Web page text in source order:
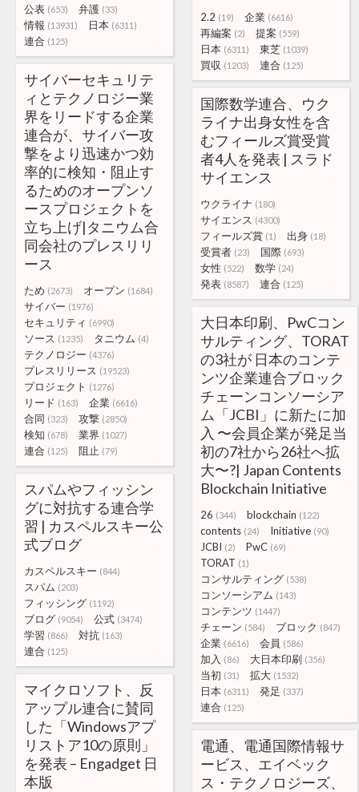
公表 (653) 弁護 (33)
情報 (13931) 日本 (6311)
連合 (125)
2.2 (19) 企業 (6616)
再編案 (2) 提案 (559)
日本 (6311) 東芝 (1039)
買収 (1203) 連合 (125)
サイバーセキュリテ
ィとテクノロジー業
界をリードする企業
連合が、サイバー攻
撃をより迅速かつ効
率的に検知・阻止す
るためのオープンソ
ースプロジェクトを
立ち上げ|タニウム合
同会社のプレスリリ
ース
ため (2673) オープン (1684)
サイバー (1976)
セキュリティ (6990)
ソース (1235) タニウム (4)
テクノロジー (4376)
プレスリリース (19523)
プロジェクト (1276)
リード (163) 企業 (6616)
合同 (323) 攻撃 (2850)
検知 (678) 業界 (1027)
連合 (125) 阻止 (79)
国際数学連合、ウク
ライナ出身女性を含
むフィールズ賞受賞
者4人を発表 | スラド
サイエンス
ウクライナ (180)
サイエンス (4300)
フィールズ賞 (1) 出身 (18)
受賞者 (23) 国際 (693)
女性 (522) 数学 (24)
発表 (8587) 連合 (125)
大日本印刷、PwCコン
サルティング、TORAT
の3社が 日本のコンテ
ンツ企業連合ブロック
チェーンコンソーシア
ム「JCBI」に新たに加
入 〜会員企業が発足当
初の7社から26社へ拡
大〜?| Japan Contents
Blockchain Initiative
26 (344) blockchain (122)
contents (24) Initiative (90)
JCBI (2) PwC (69)
TORAT (1)
コンサルティング (538)
コンソーシアム (143)
コンテンツ (1447)
チェーン (584) ブロック (847)
企業 (6616) 会員 (586)
加入 (86) 大日本印刷 (356)
当初 (31) 拡大 (1532)
日本 (6311) 発足 (337)
連合 (125)
スパムやフィッシン
グに対抗する連合学
習 | カスペルスキー公
式ブログ
カスペルスキー (844)
スパム (203)
フィッシング (1192)
ブログ (9054) 公式 (3474)
学習 (866) 対抗 (163)
連合 (125)
マイクロソフト、反
アップル連合に賛同
した「Windowsアプ
リストア10の原則」
を発表 – Engadget 日
本版
電通、電通国際情報サ
ービス、エイベック
ス・テクノロジーズ、